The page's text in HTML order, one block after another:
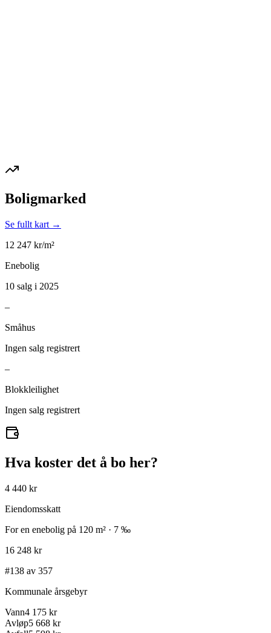
Boligmarked
Se fullt kart →
12 247 kr/m²
Enebolig
10 salg i 2025
–
Småhus
Ingen salg registrert
–
Blokkleilighet
Ingen salg registrert
Hva koster det å bo her?
4 440 kr
Eiendomsskatt
For en enebolig på 120 m² · 7 ‰
16 248 kr
#138 av 357
Kommunale årsgebyr
Vann4 175 kr
Avløp5 668 kr